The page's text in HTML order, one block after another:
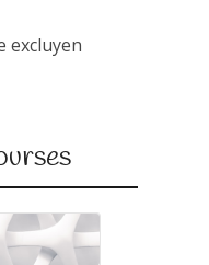
excluyen